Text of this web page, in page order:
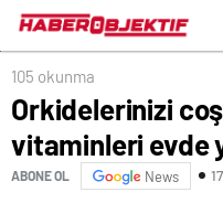
105 okunma
Orkidelerinizi
vitaminleri evde
ABONE OL News